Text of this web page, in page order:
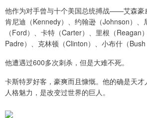
他作为对手曾与十个美国总统搏战——艾森豪
肯尼迪（Kennedy）、约翰逊（Johnson）、
（Ford）、卡特（Carter）、里根（Reagan
Padre）、克林顿（Clinton）、小布什（Bush
他遭遇过600多次刺杀，但是大难不死。
卡斯特罗好客，豪爽而且慷慨。他的确是天
人格魅力，是改变过世界的巨人。